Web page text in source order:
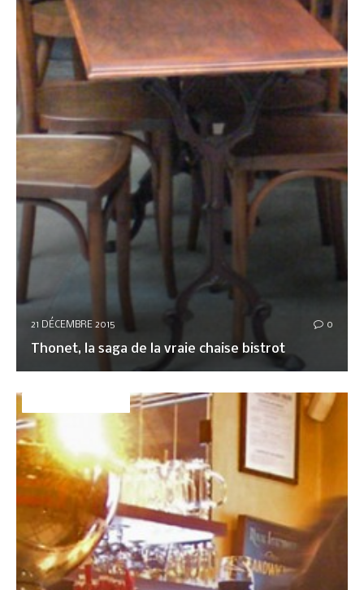
21 DÉCEMBRE 2015 0
Thonet, la saga de la vraie chaise bistrot